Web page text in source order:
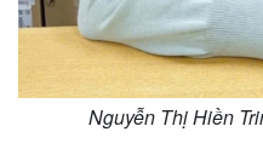
Nguyễn Thị Hiền